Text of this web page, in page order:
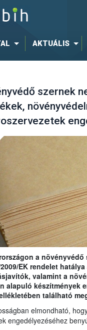
AKTUÁLIS
szernek
a
EK rendelet
valamint a
alapuló készítmények
található
elmondható,
engedélyezéséhez